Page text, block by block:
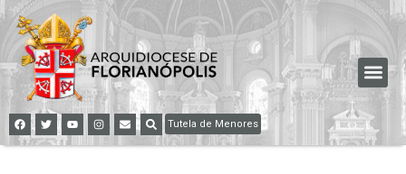
Tutela de Menores